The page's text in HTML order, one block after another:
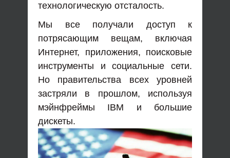
технологическую отсталость.
Мы все получали доступ к
потрясающим вещам, включая
Интернет, приложения, поисковые
инструменты и социальные сети.
Но правительства всех уровней
застряли в прошлом, используя
мэйнфреймы IBM и большие
дискеты.